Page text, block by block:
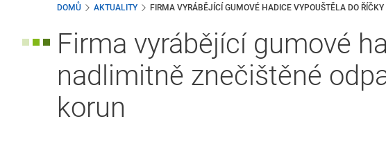
DOMŮ AKTUALITY FIRMA VYRÁBĚJÍCÍ GUMOVÉ HADICE VYPOUŠTĚLA DO
Firma vyrábějící gumové
nadlimitně znečištěné
korun